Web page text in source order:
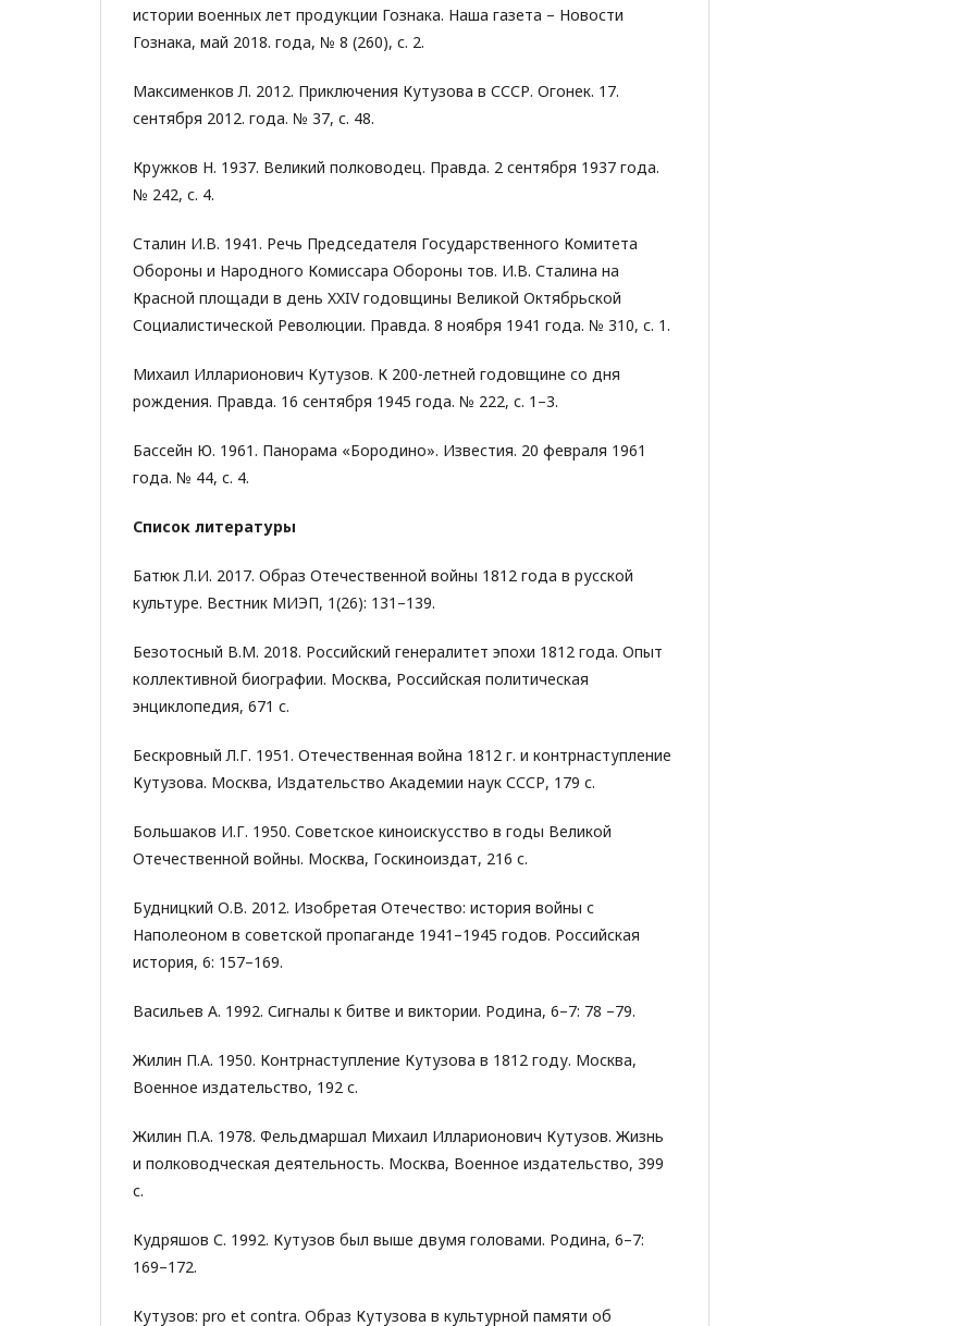
истории военных лет продукции Гознака. Наша газета – Новости
Гознака, май 2018. года, № 8 (260), с. 2.
Максименков Л. 2012. Приключения Кутузова в СССР. Огонек. 17.
сентября 2012. года. № 37, с. 48.
Кружков Н. 1937. Великий полководец. Правда. 2 сентября 1937 года.
№ 242, с. 4.
Сталин И.В. 1941. Речь Председателя Государственного Комитета
Обороны и Народного Комиссара Обороны тов. И.В. Сталина на
Красной площади в день XXIV годовщины Великой Октябрьской
Социалистической Революции. Правда. 8 ноября 1941 года. № 310, с. 1.
Михаил Илларионович Кутузов. К 200-летней годовщине со дня
рождения. Правда. 16 сентября 1945 года. № 222, с. 1–3.
Бассейн Ю. 1961. Панорама «Бородино». Известия. 20 февраля 1961
года. № 44, с. 4.
Список литературы
Батюк Л.И. 2017. Образ Отечественной войны 1812 года в русской
культуре. Вестник МИЭП, 1(26): 131–139.
Безотосный В.М. 2018. Российский генералитет эпохи 1812 года. Опыт
коллективной биографии. Москва, Российская политическая
энциклопедия, 671 с.
Бескровный Л.Г. 1951. Отечественная война 1812 г. и контрнаступление
Кутузова. Москва, Издательство Академии наук СССР, 179 с.
Большаков И.Г. 1950. Советское киноискусство в годы Великой
Отечественной войны. Москва, Госкиноиздат, 216 с.
Будницкий О.В. 2012. Изобретая Отечество: история войны с
Наполеоном в советской пропаганде 1941–1945 годов. Российская
история, 6: 157–169.
Васильев А. 1992. Сигналы к битве и виктории. Родина, 6–7: 78 –79.
Жилин П.А. 1950. Контрнаступление Кутузова в 1812 году. Москва,
Военное издательство, 192 с.
Жилин П.А. 1978. Фельдмаршал Михаил Илларионович Кутузов. Жизнь
и полководческая деятельность. Москва, Военное издательство, 399
с.
Кудряшов С. 1992. Кутузов был выше двумя головами. Родина, 6–7:
169–172.
Кутузов: pro et contra. Образ Кутузова в культурной памяти об